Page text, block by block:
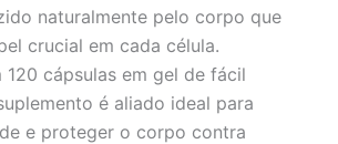
naturalmente pelo corpo que
crucial em cada célula.
120 cápsulas em gel de fácil
é aliado ideal para
e proteger o corpo contra